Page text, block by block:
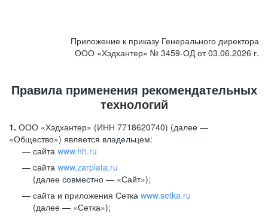
Приложение к приказу Генерального директора
ООО «Хэдхантер» № 3459-ОД от 03.06.2026 г.
Правила применения рекомендательных
технологий
1. ООО «Хэдхантер» (ИНН 7718620740) (далее —
«Общество») является владельцем:
сайта www.hh.ru
cайта www.zarplata.ru
(далее совместно — «Сайт»);
сайта и приложения Сетка www.setka.ru
(далее — «Сетка»);